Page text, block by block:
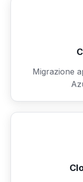
Migrazione